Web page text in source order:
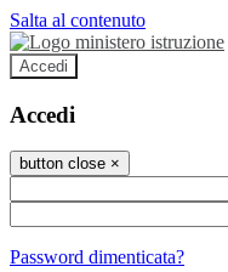
Salta al contenuto
Accedi
Accedi
button close ×
Password dimenticata?